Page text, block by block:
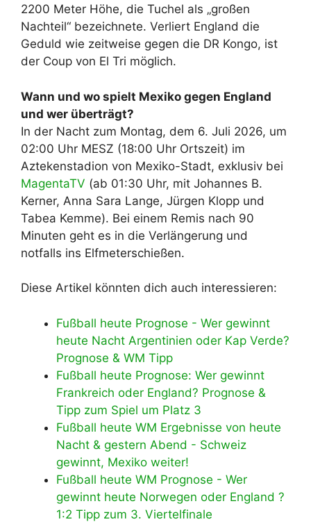
2200 Meter Höhe, die Tuchel als „großen
Nachteil“ bezeichnete. Verliert England die
Geduld wie zeitweise gegen die DR Kongo, ist
der Coup von El Tri möglich.
Wann und wo spielt Mexiko gegen England
und wer überträgt?
In der Nacht zum Montag, dem 6. Juli 2026, um
02:00 Uhr MESZ (18:00 Uhr Ortszeit) im
Aztekenstadion von Mexiko-Stadt, exklusiv bei
MagentaTV (ab 01:30 Uhr, mit Johannes B.
Kerner, Anna Sara Lange, Jürgen Klopp und
Tabea Kemme). Bei einem Remis nach 90
Minuten geht es in die Verlängerung und
notfalls ins Elfmeterschießen.
Diese Artikel könnten dich auch interessieren:
Fußball heute Prognose - Wer gewinnt
heute Nacht Argentinien oder Kap Verde?
Prognose & WM Tipp
Fußball heute Prognose: Wer gewinnt
Frankreich oder England? Prognose &
Tipp zum Spiel um Platz 3
Fußball heute WM Ergebnisse von heute
Nacht & gestern Abend - Schweiz
gewinnt, Mexiko weiter!
Fußball heute WM Prognose - Wer
gewinnt heute Norwegen oder England ?
1:2 Tipp zum 3. Viertelfinale